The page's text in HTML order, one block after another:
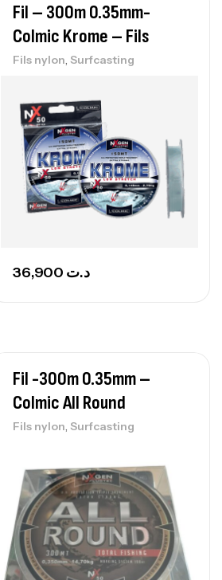
Fil – 300m 0.35mm-
Colmic Krome – Fils
Fils nylon, Surfcasting
د.ت
Fil -300m 0.35mm –
Colmic All Round
Fils nylon, Surfcasting